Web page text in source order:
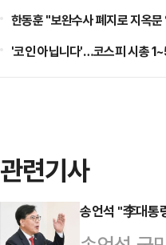
한동훈 "보완수사 폐지로 지옥
'코인 아닙니다'…코스피 시총
관련기사
송언석 "李대통